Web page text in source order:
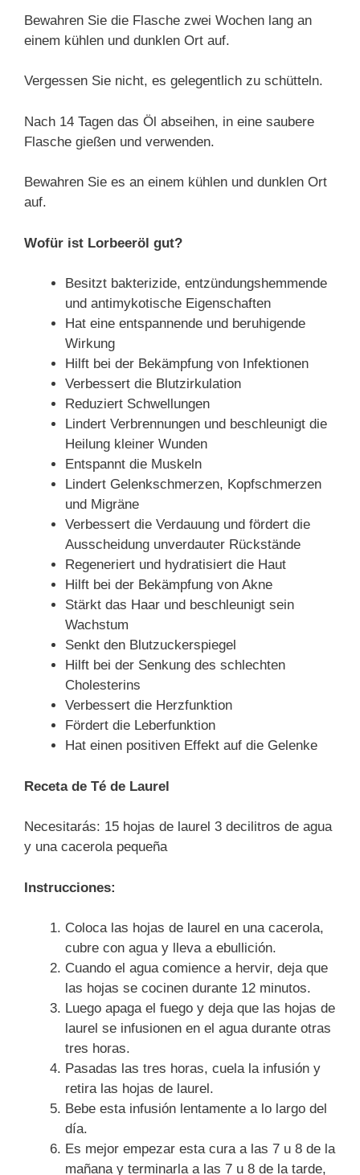
Bewahren Sie die Flasche zwei Wochen lang an
einem kühlen und dunklen Ort auf.
Vergessen Sie nicht, es gelegentlich zu schütteln.
Nach 14 Tagen das Öl abseihen, in eine saubere
Flasche gießen und verwenden.
Bewahren Sie es an einem kühlen und dunklen Ort
auf.
Wofür ist Lorbeeröl gut?
Besitzt bakterizide, entzündungshemmende
und antimykotische Eigenschaften
Hat eine entspannende und beruhigende
Wirkung
Hilft bei der Bekämpfung von Infektionen
Verbessert die Blutzirkulation
Reduziert Schwellungen
Lindert Verbrennungen und beschleunigt die
Heilung kleiner Wunden
Entspannt die Muskeln
Lindert Gelenkschmerzen, Kopfschmerzen
und Migräne
Verbessert die Verdauung und fördert die
Ausscheidung unverdauter Rückstände
Regeneriert und hydratisiert die Haut
Hilft bei der Bekämpfung von Akne
Stärkt das Haar und beschleunigt sein
Wachstum
Senkt den Blutzuckerspiegel
Hilft bei der Senkung des schlechten
Cholesterins
Verbessert die Herzfunktion
Fördert die Leberfunktion
Hat einen positiven Effekt auf die Gelenke
Receta de Té de Laurel
Necesitarás: 15 hojas de laurel 3 decilitros de agua
y una cacerola pequeña
Instrucciones:
Coloca las hojas de laurel en una cacerola,
cubre con agua y lleva a ebullición.
Cuando el agua comience a hervir, deja que
las hojas se cocinen durante 12 minutos.
Luego apaga el fuego y deja que las hojas de
laurel se infusionen en el agua durante otras
tres horas.
Pasadas las tres horas, cuela la infusión y
retira las hojas de laurel.
Bebe esta infusión lentamente a lo largo del
día.
Es mejor empezar esta cura a las 7 u 8 de la
mañana y terminarla a las 7 u 8 de la tarde,